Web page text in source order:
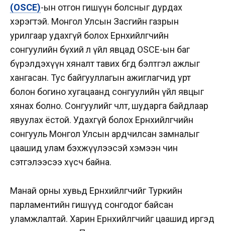
(OSCE)-ын отгон гишүүн болсныг дурдах
хэрэгтэй. Монгол Улсын Засгийн газрын
урилгаар удахгүй болох Ерөнхийлөгчийн
сонгуулийн бүхий л үйл явцад OSCE-ын баг
бүрэлдэхүүн хяналт тавих бөгөөд бэлтгэл ажлыг
хангасан. Тус байгууллагын ажиглагчид урт
болон богино хугацаанд сонгуулийн үйл явцыг
хянах болно. Сонгуулийг чөлөөт, шударга байдлаар
явуулах ёстой. Удахгүй болох Ерөнхийлөгчийн
сонгууль Монгол Улсын ардчилсан замналыг
цаашид улам бэхжүүлээсэй хэмээн чин
сэтгэлээсээ хүсч байна.
Манай орны хувьд Ерөнхийлөгчийг Туркийн
парламентийн гишүүд сонгодог байсан
уламжлалтай. Харин Ерөнхийлөгчийг цаашид иргэд